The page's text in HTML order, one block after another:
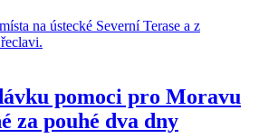
pomoci pro Moravu
za pouhé dva dny